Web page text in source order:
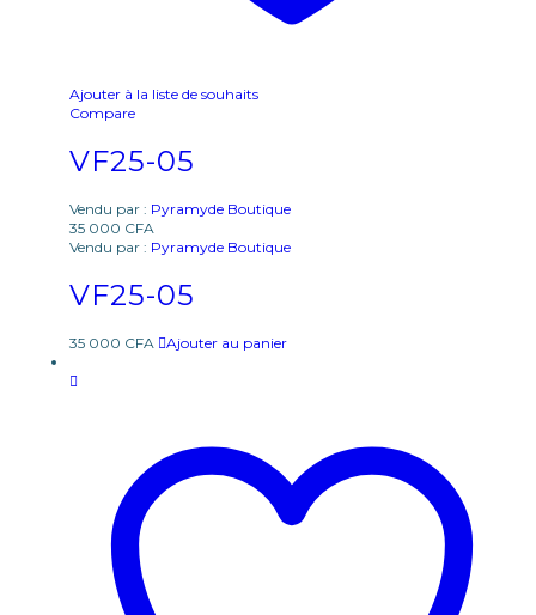
Ajouter à la liste de souhaits
Compare
VF25-05
Vendu par : Pyramyde Boutique
35 000 CFA
Vendu par : Pyramyde Boutique
VF25-05
35 000 CFA Ajouter au panier